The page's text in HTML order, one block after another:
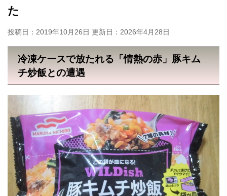
た
投稿日：2019年10月26日 更新日： 2026年4月28日
冷凍ケースで放たれる「情熱の赤」豚キム
チ炒飯との遭遇